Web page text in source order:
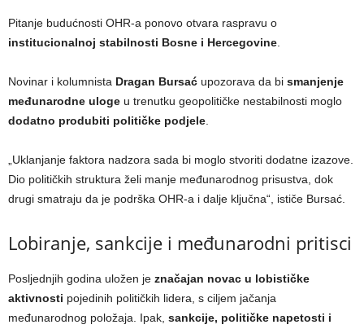
Pitanje budućnosti OHR-a ponovo otvara raspravu o
institucionalnoj stabilnosti Bosne i Hercegovine
Novinar i kolumnista Dragan Bursać upozorava da bi smanjenje
međunarodne uloge u trenutku geopolitičke nestabilnosti moglo
dodatno produbiti političke podjele
„Uklanjanje faktora nadzora sada bi moglo stvoriti dodatne izazove.
Dio političkih struktura želi manje međunarodnog prisustva, dok
drugi smatraju da je podrška OHR-a i dalje ključna“, ističe Bursać.
Lobiranje, sankcije i međunarodni pritisci
Posljednjih godina uložen je značajan novac u lobističke
aktivnosti pojedinih političkih lidera, s ciljem jačanja
međunarodnog položaja. Ipak, sankcije, političke napetosti i